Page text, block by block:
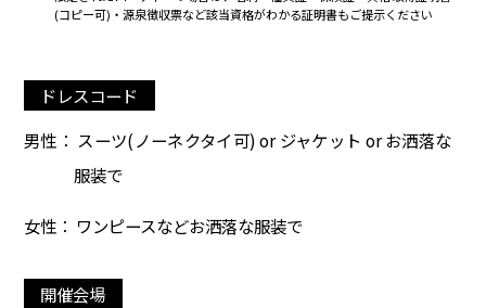
(コピー可)・源泉徴収票など該当資格がわかる証明書もご提示ください
ドレスコード
男性： スーツ(ノーネクタイ可) or ジャケット or お洒落な
服装で
女性： ワンピースなどお洒落な服装で
開催会場